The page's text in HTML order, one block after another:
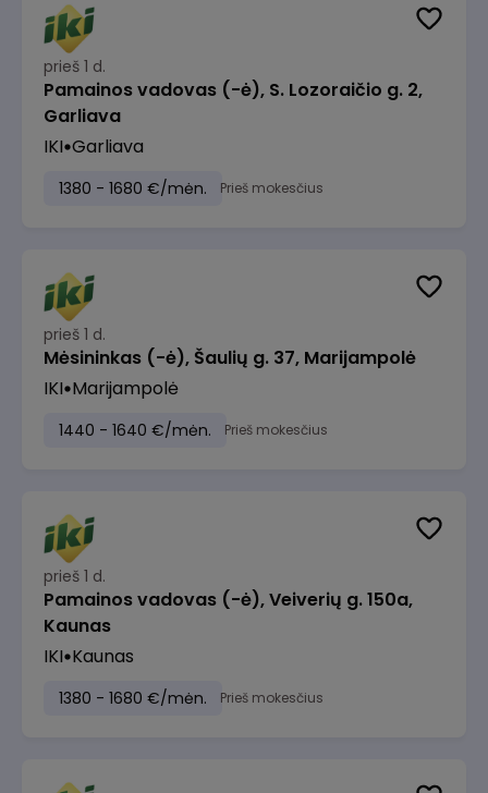
prieš 1 d.
Pamainos vadovas (-ė), S. Lozoraičio g. 2,
Garliava
IKI Garliava
1380 - 1680 €/mėn. Prieš mokesčius
prieš 1 d.
Mėsininkas (-ė), Šaulių g. 37, Marijampolė
IKI Marijampolė
1440 - 1640 €/mėn. Prieš mokesčius
prieš 1 d.
Pamainos vadovas (-ė), Veiverių g. 150a,
Kaunas
IKI Kaunas
1380 - 1680 €/mėn. Prieš mokesčius